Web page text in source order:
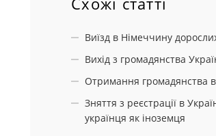
Виїзд в Німеччину
Вихід з громадянства
Отримання громадянства
Зняття з реєстрації в
українця як іноземця